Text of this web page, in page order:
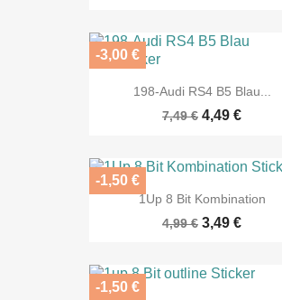
198-Audi RS4 B5 Blau...
7,49 € 4,49 €
-3,00 €
1Up 8 Bit Kombination
4,99 € 3,49 €
-1,50 €
-1,50 €